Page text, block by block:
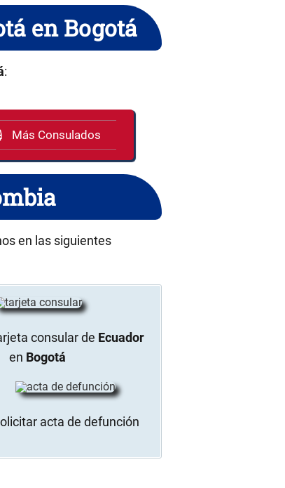
en Bogotá
:
Más Consulados
en las siguientes
consular de Ecuador
en Bogotá
acta de defunción